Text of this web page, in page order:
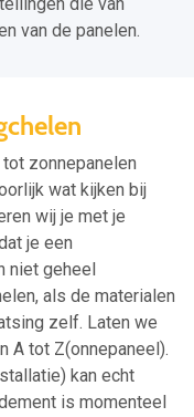
die van
van de panelen.
zonnepanelen
wat kijken bij
wij je met je
je een
niet geheel
als de materialen
zelf. Laten we
A tot Z(onnepaneel).
kan echt
is momenteel